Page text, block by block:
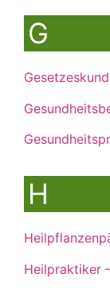
G
H
Heilpraktiker